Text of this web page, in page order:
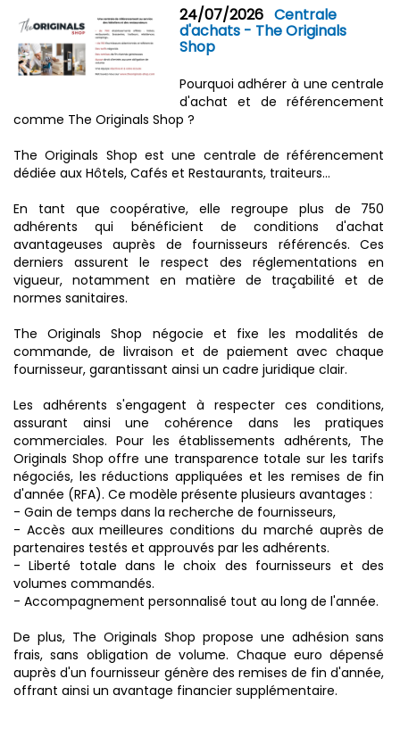
24/07/2026 Centrale
d'achats - The Originals
Shop
Pourquoi adhérer à une centrale
d'achat et de référencement
comme The Originals Shop ?
The Originals Shop est une centrale de référencement
dédiée aux Hôtels, Cafés et Restaurants, traiteurs…
En tant que coopérative, elle regroupe plus de 750
adhérents qui bénéficient de conditions d'achat
avantageuses auprès de fournisseurs référencés. Ces
derniers assurent le respect des réglementations en
vigueur, notamment en matière de traçabilité et de
normes sanitaires.
The Originals Shop négocie et fixe les modalités de
commande, de livraison et de paiement avec chaque
fournisseur, garantissant ainsi un cadre juridique clair.
Les adhérents s'engagent à respecter ces conditions,
assurant ainsi une cohérence dans les pratiques
commerciales. Pour les établissements adhérents, The
Originals Shop offre une transparence totale sur les tarifs
négociés, les réductions appliquées et les remises de fin
d'année (RFA). Ce modèle présente plusieurs avantages :
- Gain de temps dans la recherche de fournisseurs,
- Accès aux meilleures conditions du marché auprès de
partenaires testés et approuvés par les adhérents.
- Liberté totale dans le choix des fournisseurs et des
volumes commandés.
- Accompagnement personnalisé tout au long de l'année.
De plus, The Originals Shop propose une adhésion sans
frais, sans obligation de volume. Chaque euro dépensé
auprès d'un fournisseur génère des remises de fin d'année,
offrant ainsi un avantage financier supplémentaire.